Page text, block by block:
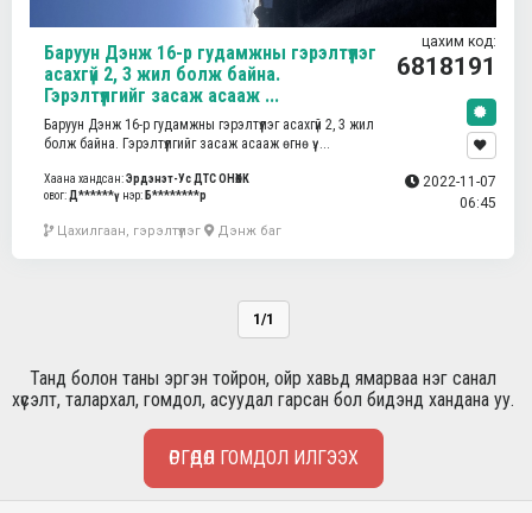
Баруун Дэнж 16-р гудамжны гэрэлтүүлэг
асахгүй 2, 3 жил болж байна.
Гэрэлтүүлгийг засаж асааж ...
Баруун Дэнж 16-р гудамжны гэрэлтүүлэг асахгүй 2, 3 жил
болж байна. Гэрэлтүүлгийг засаж асааж өгнө үү. ...
Хаана хандсан:Эрдэнэт-Ус ДТС ОНӨХК
овог:Д******ү нэр: Б********р
Цахилгаан, гэрэлтүүлэг Дэнж баг
цахим код:
6818191
2022-11-07
06:45
1/1
Танд болон таны эргэн тойрон, ойр хавьд ямарваа нэг санал
хүсэлт, талархал, гомдол, асуудал гарсан бол бидэнд хандана уу.
ӨРГӨДӨЛ ГОМДОЛ ИЛГЭЭХ